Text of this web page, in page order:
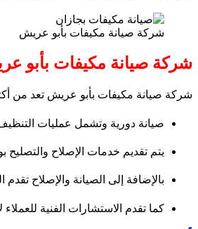
شركة صيانة مكيفات بأبو عريش
شركة صيانة مكيفات بأبو
شركة صيانة مكيفات بأبو عريش تعد من
صيانة دورية وتشمل عمليات
يتم تقديم خدمات الإصلاح
بالإضافة إلى الصيانة والإصلاح
كما تقدم الاستشارات الفنية